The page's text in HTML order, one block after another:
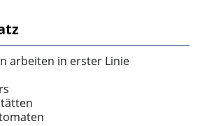
arbeiten in erster Linie